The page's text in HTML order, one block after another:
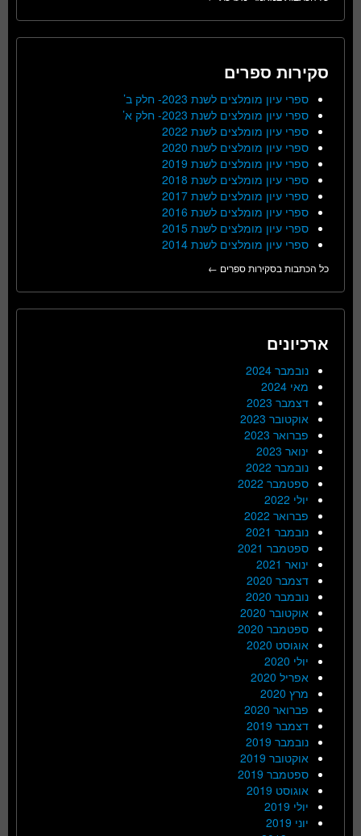
סקירות ספרים
ספרי עיון מומלצים לשנת 2023- חלק ב’
ספרי עיון מומלצים לשנת 2023- חלק א’
ספרי עיון מומלצים לשנת 2022
ספרי עיון מומלצים לשנת 2020
ספרי עיון מומלצים לשנת 2019
ספרי עיון מומלצים לשנת 2018
ספרי עיון מומלצים לשנת 2017
ספרי עיון מומלצים לשנת 2016
ספרי עיון מומלצים לשנת 2015
ספרי עיון מומלצים לשנת 2014
כל הכתבות בסקירות ספרים ←
ארכיונים
נובמבר 2024
מאי 2024
דצמבר 2023
אוקטובר 2023
פברואר 2023
ינואר 2023
נובמבר 2022
ספטמבר 2022
יולי 2022
פברואר 2022
נובמבר 2021
ספטמבר 2021
ינואר 2021
דצמבר 2020
נובמבר 2020
אוקטובר 2020
ספטמבר 2020
אוגוסט 2020
יולי 2020
אפריל 2020
מרץ 2020
פברואר 2020
דצמבר 2019
נובמבר 2019
אוקטובר 2019
ספטמבר 2019
אוגוסט 2019
יולי 2019
יוני 2019